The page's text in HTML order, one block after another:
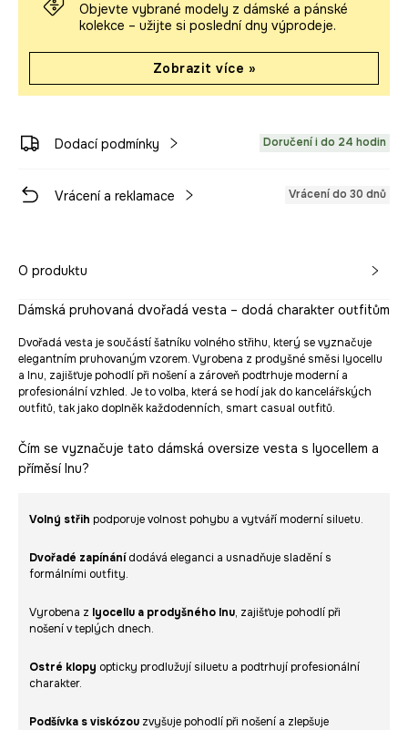
Objevte vybrané modely z dámské a pánské
kolekce – užijte si poslední dny výprodeje.
Zobrazit více »
Dodací podmínky Doručení i do 24 hodin
Vrácení a reklamace Vrácení do 30 dnů
O produktu
Dámská pruhovaná dvořadá vesta – dodá charakter outfitům
Dvořadá vesta je součástí šatníku volného střihu, který se vyznačuje
elegantním pruhovaným vzorem. Vyrobena z prodyšné směsi lyocellu
a lnu, zajišťuje pohodlí při nošení a zároveň podtrhuje moderní a
profesionální vzhled. Je to volba, která se hodí jak do kancelářských
outfitů, tak jako doplněk každodenních, smart casual outfitů.
Čím se vyznačuje tato dámská oversize vesta s lyocellem a
příměsí lnu?
Volný střih podporuje volnost pohybu a vytváří moderní siluetu.
Dvořadé zapínánídodává eleganci a usnadňuje sladění s
formálními outfity.
Vyrobena z lyocellu a prodyšného lnu, zajišťuje pohodlí při
nošení v teplých dnech.
Ostré klopy opticky prodlužují siluetu a podtrhují profesionální
charakter.
Podšívka s viskózou zvyšuje pohodlí při nošení a zlepšuje